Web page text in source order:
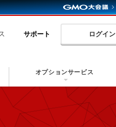
サポート ログイン
オプションサービス